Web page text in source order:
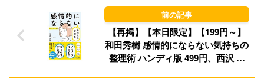
o
n
y
【再掲】【本日限定】【199円～】
和田秀樹 感情的にならない気持ちの
整理術 ハンディ版 499円、西沢 泰